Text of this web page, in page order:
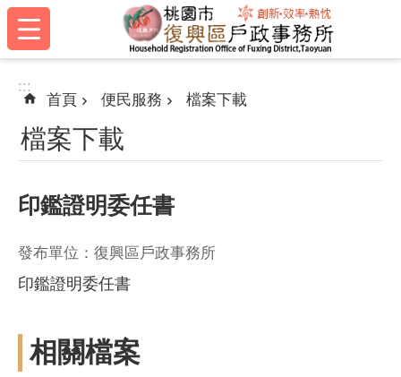
跳到主要內容區塊
:::
:::
首頁 便民服務 檔案下載
檔案下載
印鑑證明委任書
發布單位：復興區戶政事務所
印鑑證明委任書
相關檔案